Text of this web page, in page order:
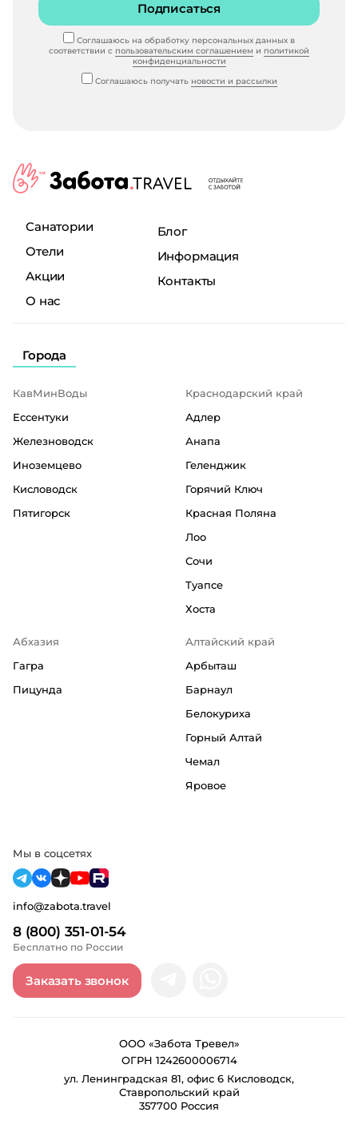
Подписаться
Соглашаюсь на обработку персональных данных в
соответствии с пользовательским соглашением и политикой
конфиденциальности
Соглашаюсь получать новости и рассылки
Санатории
Отели
Акции
О нас
Блог
Информация
Контакты
Города
КавМинВоды
Ессентуки
Железноводск
Иноземцево
Кисловодск
Пятигорск
Краснодарский край
Адлер
Анапа
Геленджик
Горячий Ключ
Красная Поляна
Лоо
Сочи
Туапсе
Хоста
Абхазия
Гагра
Пицунда
Алтайский край
Арбыташ
Барнаул
Белокуриха
Горный Алтай
Чемал
Яровое
8 (800) 351-01-54
Бесплатно по России
info@zabota.travel
Заказать звонок
Мы в соцсетях
ООО «Забота Тревел»
ОГРН 1242600006714
ул. Ленинградская 81, офис 6 Кисловодск,
Ставропольский край
357700 Россия